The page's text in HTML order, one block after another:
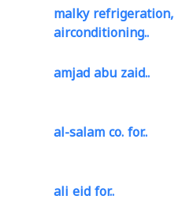
malky refrigeration,
airconditioning..
amjad abu zaid..
al-salam co. for..
ali eid for..